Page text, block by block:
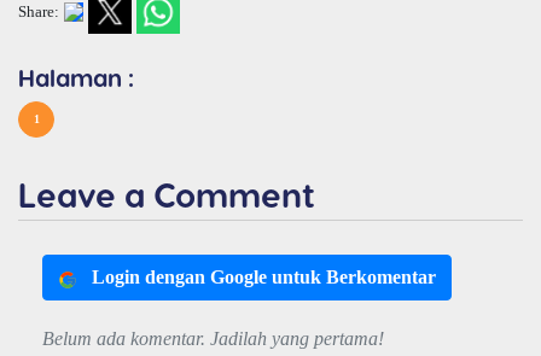
Share:
Halaman :
1
Leave a Comment
Login dengan Google untuk Berkomentar
Belum ada komentar. Jadilah yang pertama!